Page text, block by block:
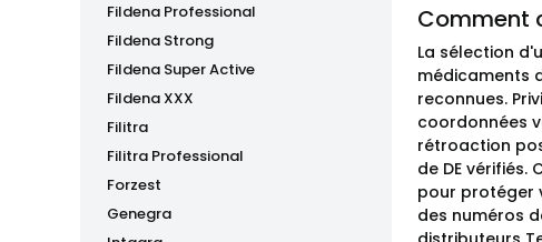
Fildena Professional
Fildena Strong
Fildena Super Active
Fildena XXX
Filitra
Filitra Professional
Forzest
Genegra
Comment
La sélection
médicaments
reconnues.
coordonnées
rétroaction
de DE
pour protéger
des numéros